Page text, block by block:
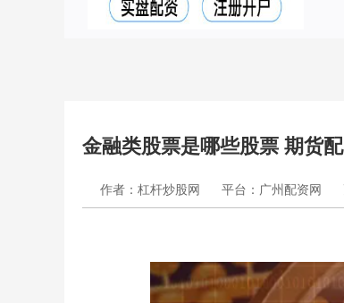
金融类股票是哪些股票 期货
作者：杠杆炒股网 平台：广州配资网